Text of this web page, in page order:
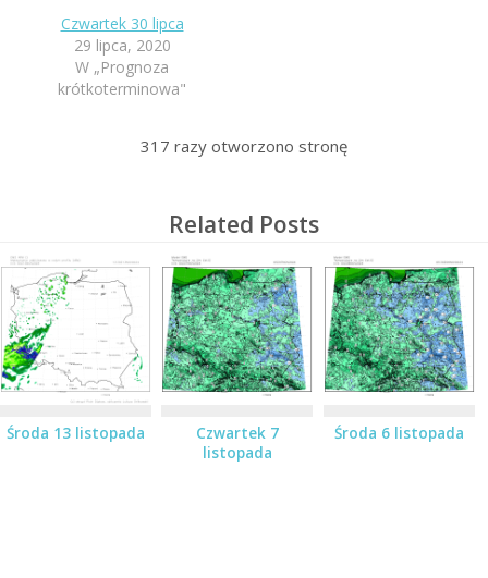
Czwartek 30 lipca
29 lipca, 2020
W „Prognoza
krótkoterminowa"
317 razy otworzono stronę
Related Posts
Środa 13 listopada
Czwartek 7
listopada
Środa 6 listopada